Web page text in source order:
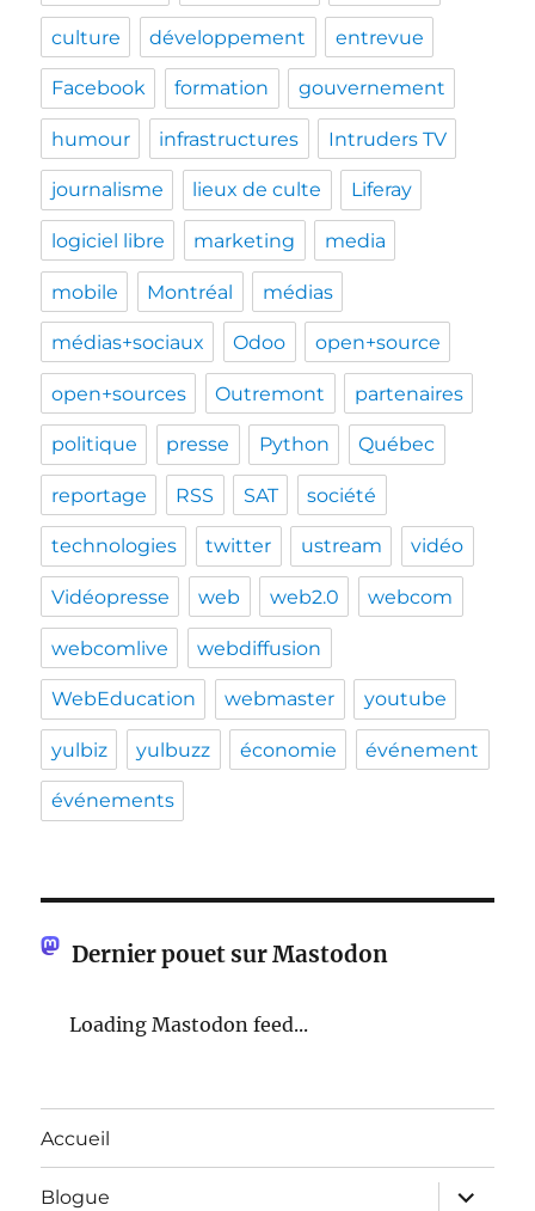
culture développement entrevue
Facebook formation gouvernement
humour infrastructures Intruders TV
journalisme lieux de culte Liferay
logiciel libre marketing media
mobile Montréal médias
médias+sociaux Odoo open+source
open+sources Outremont partenaires
politique presse Python Québec
reportage RSS SAT société
technologies twitter ustream vidéo
Vidéopresse web web2.0 webcom
webcomlive webdiffusion
WebEducation webmaster youtube
yulbiz yulbuzz économie événement
événements
Dernier pouet sur Mastodon
Loading Mastodon feed...
Accueil
Blogue
ouvrir